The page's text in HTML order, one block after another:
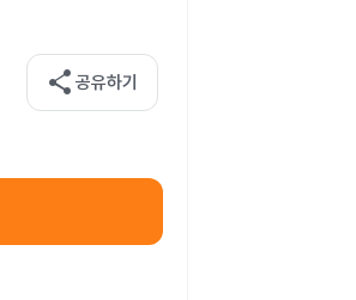
share 공유하기